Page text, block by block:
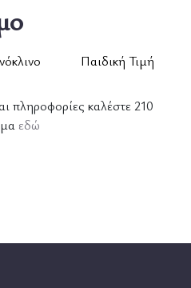
Παιδική Τιμή
πληροφορίες καλέστε 210
εδώ